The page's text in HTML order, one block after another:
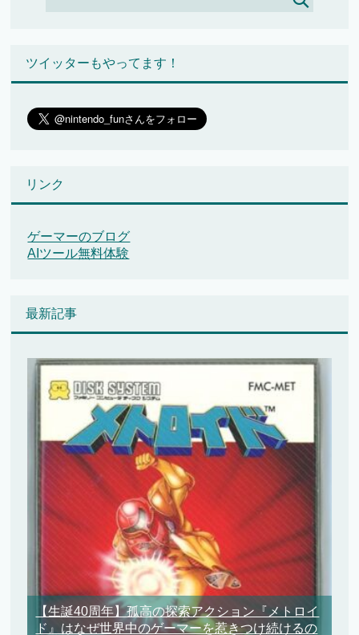
ツイッターもやってます！
リンク
ゲーマーのブログ
AIツール無料体験
最新記事
【生誕40周年】孤高の探索アクション『メトロイ
ド』はなぜ世界中のゲーマーを惹きつけ続けるの